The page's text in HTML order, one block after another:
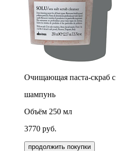
Очищающая паста-скраб с
шампунь
Объём 250 мл
3770 руб.
продолжить покупки